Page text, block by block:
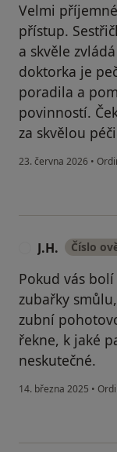
Velmi
přístup.
a skvěle
doktorka je
poradila a
povinností.
za skvělou
23. června 2026 •
J.H. Číslo
Pokud vás
zubařky
zubní
řekne, k jaké
neskutečné.
14. března 2025 •